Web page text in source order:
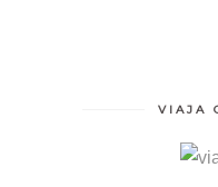
VIAJA